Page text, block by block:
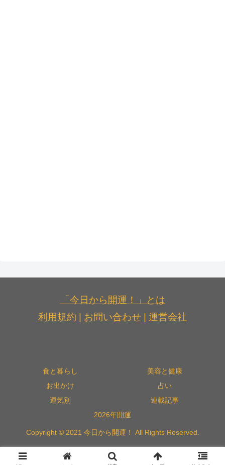
「今日から開運！」とは
利用規約
お問い合わせ 運営会社
食と暮らし
美容と健康
お出かけ
占い
運気別
連載記事
2026年開運
Copyright © 2021 今日から開運！ All Rights Reserved.